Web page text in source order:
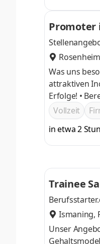
Promoter
Rosenheim
Was uns besonders
attraktiven
Erfolge! • Bereit,
und zu
Vollzeit
in etwa 2
Trainee
Ismaning,
Unser Angebot: Deine Tätigkeit im Verkauf kann sich bei uns hoch auszahlen: Ein attraktives und
Gehaltsmodell sowie